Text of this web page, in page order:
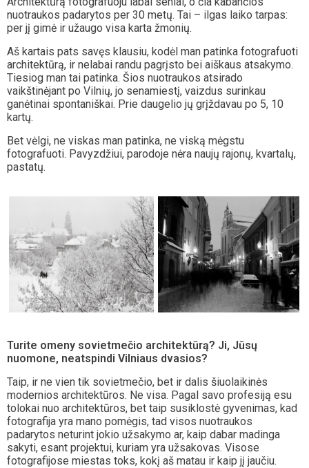
nuotraukos padarytos per 30 metų. Tai – ilgas laiko tarpas:
per jį gimė ir užaugo visa karta žmonių.
Aš kartais pats savęs klausiu, kodėl man patinka fotografuoti
architektūrą, ir nelabai randu pagrįsto bei aiškaus atsakymo.
Tiesiog man tai patinka. Šios nuotraukos atsirado
vaikštinėjant po Vilnių, jo senamiestį, vaizdus surinkau
ganėtinai spontaniškai. Prie daugelio jų grįždavau po 5, 10
kartų.
Bet vėlgi, ne viskas man patinka, ne viską mėgstu
fotografuoti. Pavyzdžiui, parodoje nėra naujų rajonų, kvartalų,
pastatų.
Turite omeny sovietmečio architektūrą? Ji, Jūsų
nuomone, neatspindi Vilniaus dvasios?
Taip, ir ne vien tik sovietmečio, bet ir dalis šiuolaikinės
modernios architektūros. Ne visa. Pagal savo profesiją esu
tolokai nuo architektūros, bet taip susiklostė gyvenimas, kad
fotografija yra mano pomėgis, tad visos nuotraukos
padarytos neturint jokio užsakymo ar, kaip dabar madinga
sakyti, esant projektui, kuriam yra užsakovas. Visose
fotografijose miestas toks, kokį aš matau ir kaip jį jaučiu.